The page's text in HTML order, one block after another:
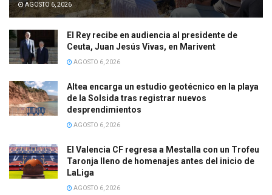
AGOSTO 6, 2026
El Rey recibe en audiencia al presidente de
Ceuta, Juan Jesús Vivas, en Marivent
AGOSTO 6, 2026
Altea encarga un estudio geotécnico en la playa
de la Solsida tras registrar nuevos
desprendimientos
AGOSTO 6, 2026
El Valencia CF regresa a Mestalla con un Trofeu
Taronja lleno de homenajes antes del inicio de
LaLiga
AGOSTO 6, 2026